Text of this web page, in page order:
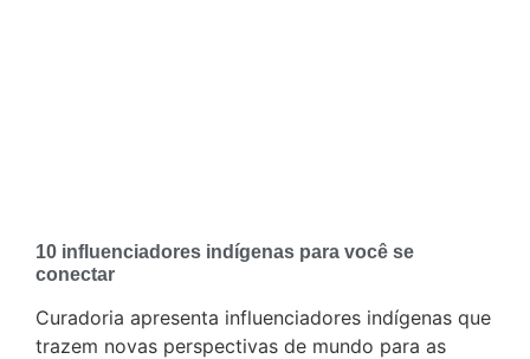
10 influenciadores indígenas para você se
conectar
Curadoria apresenta influenciadores indígenas que
trazem novas perspectivas de mundo para as